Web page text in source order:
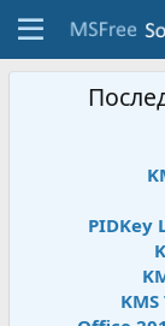
PIDKey